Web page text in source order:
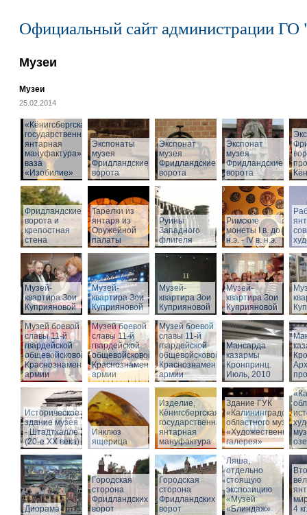
Официальный сайт администрации ГО
Музеи
Музеи
25.02.2014
«Кёнигсбергская
государственная
янтарная
мануфактура» -
ваза
«Изобилие»
Экспонаты
музея
Фридландские
ворота
Экспонат
музея
Фридландские
ворота
Экспонат
музея
Фридландские
ворота
Фридландские
ворота и
крепостная
стена
Тарелки из
янтаря из
Оружейной
палаты
Руины
Западного
флигеля
Римские
монеты I в. до
н.э. - IV в. н.э.
Музей-
квартира Зои
Куприяновой
Музей-
квартира Зои
Куприяновой
Музей-
квартира Зои
Куприяновой
Музей-
квартира Зои
Куприяновой
Музей боевой
славы 11-й
гвардейской
общевойсковой
Краснознаменной
армии
Музей боевой
славы 11-й
гвардейской
общевойсковой
Краснознаменной
армии
Музей боевой
славы 11-й
гвардейской
общевойсковой
Краснознаменной
армии
Мансарда
казармы
Кронпринц.
Июль, 2010
Историческое
здание музея
- Штадтхалле
(20-е XX века)
Инклюз
ящерица
Изделие,
Кёнигсбергская
государственная
янтарная
мануфактура
Здание ГУК
«Калининградского
областного музея
«Художественная
галерея»
Диорама
Городская
сторона
Фридландских
ворот
Городская
сторона
Фридландских
ворот
Вход в бункер
Ляша,
отдельно
стоящую
экспозицию
«Музей
«Блиндаж»
4